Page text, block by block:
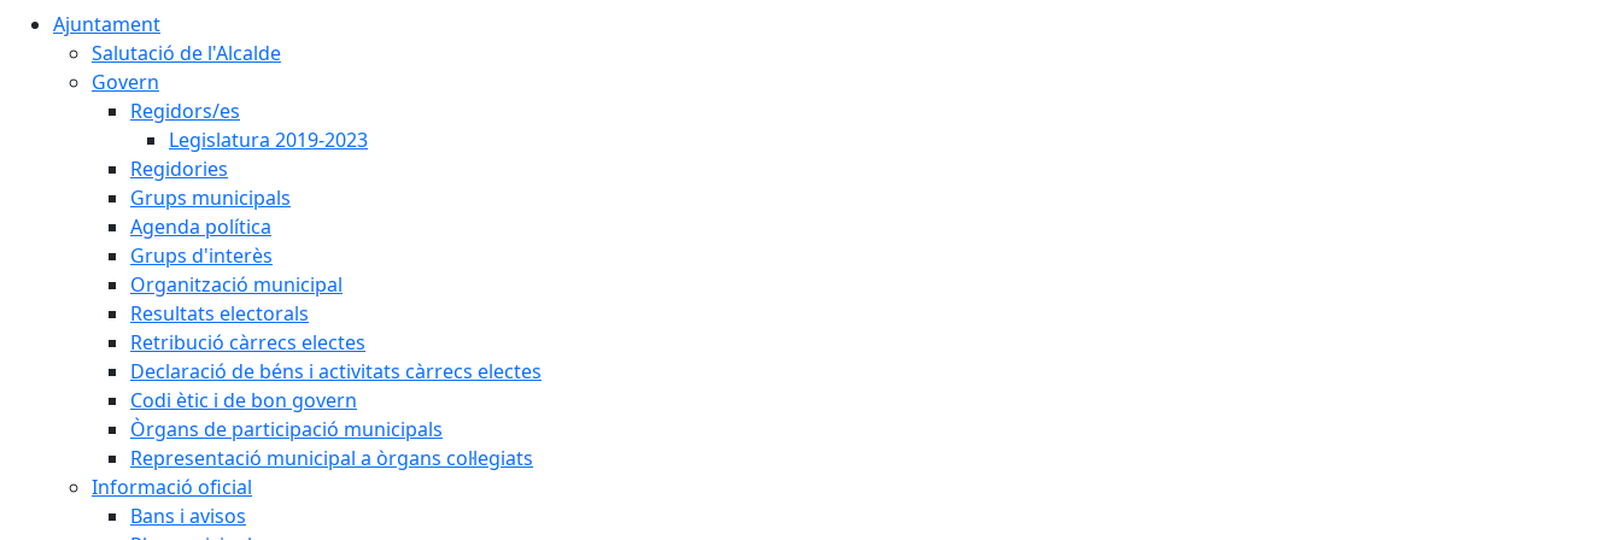
Ajuntament
Salutació de l'Alcalde
Govern
Regidors/es
Legislatura 2019-2023
Regidories
Grups municipals
Agenda política
Grups d'interès
Organització municipal
Resultats electorals
Retribució càrrecs electes
Declaració de béns i activitats càrrecs electes
Codi ètic i de bon govern
Òrgans de participació municipals
Representació municipal a òrgans col·legiats
Informació oficial
Bans i avisos